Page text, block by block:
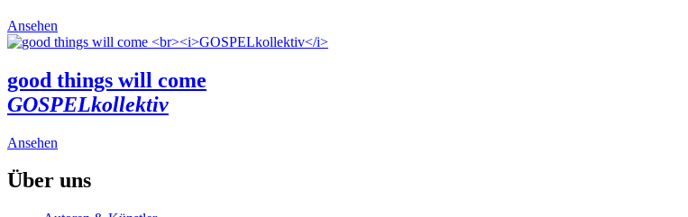
Ansehen
product
multiple
variants.
The
be
on
good things will come
GOSPELkollektiv
Ansehen
has
multiple
Über uns